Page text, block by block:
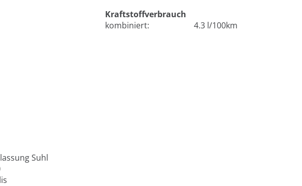
Kraftstoffverbrauch
kombiniert:
4.3 l/100km
Suhl